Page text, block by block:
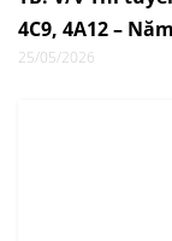
4C9, 4A12 –
25/05/2026